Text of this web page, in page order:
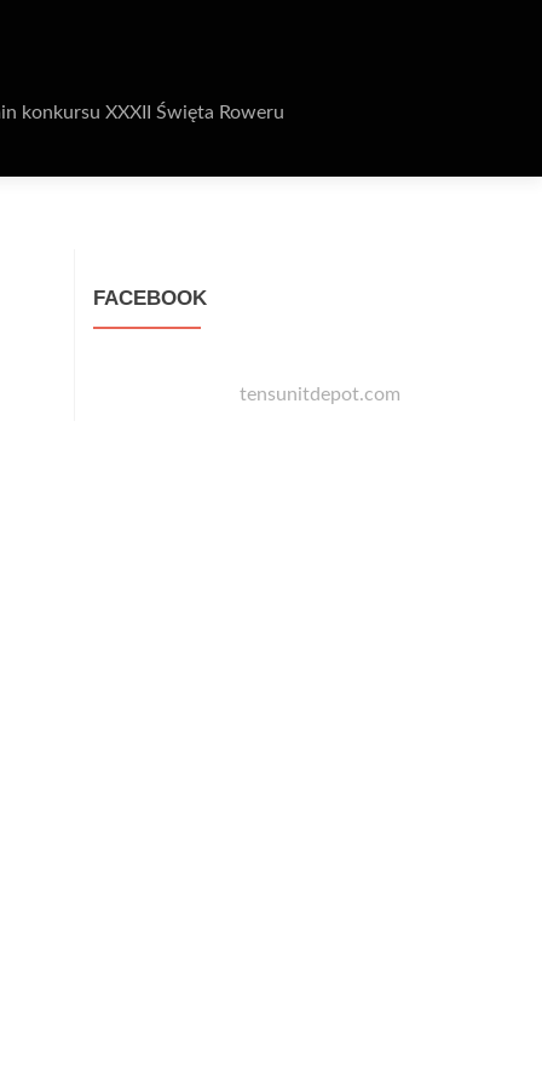
konkursu XXXII Święta Roweru
FACEBOOK
tensunitdepot.com